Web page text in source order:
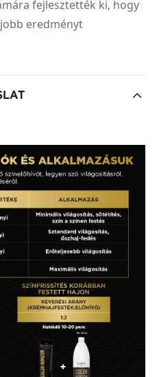
fejlesztették ki, hogy
eredményt